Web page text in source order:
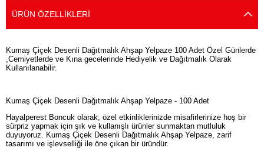
ÜRÜN ÖZELLIKLERI
Kumaş Çiçek Desenli Dağıtmalık Ahşap Yelpaze 100 Adet Özel Günlerde
,Cemiyetlerde ve Kına gecelerinde Hediyelik ve Dağıtmalık Olarak
Kullanılanabilir.
Kumaş Çiçek Desenli Dağıtmalık Ahşap Yelpaze - 100 Adet
Hayalperest Boncuk olarak, özel etkinliklerinizde misafirlerinize hoş bir
sürpriz yapmak için şık ve kullanışlı ürünler sunmaktan mutluluk
duyuyoruz. Kumaş Çiçek Desenli Dağıtmalık Ahşap Yelpaze, zarif
tasarımı ve işlevselliği ile öne çıkan bir üründür.